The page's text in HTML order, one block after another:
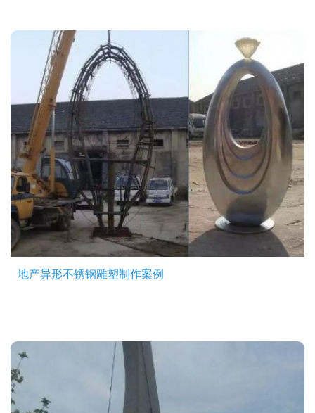
地产异形不锈钢雕塑制作案例